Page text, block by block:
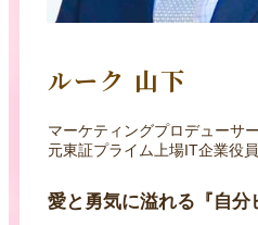
ルーク 山下
マーケティングプロデューサ
元東証プライム上場IT企業役員
愛と勇気に溢れる『自